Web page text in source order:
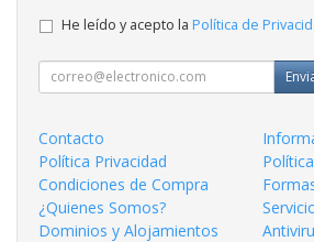
He leído y acepto la Política de
Contacto
Política Privacidad
Condiciones de Compra
¿Quienes Somos?
Dominios y Alojamientos